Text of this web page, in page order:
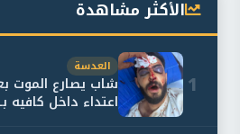
الأكثر مشاهدة
1
العدسة
شاب يصارع الموت
اعتداء داخل كافيه
وأسرته...